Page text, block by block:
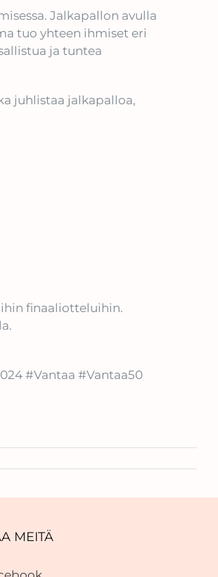
Jalkapallon avulla
tuo yhteen ihmiset eri
ja tuntea
juhlistaa jalkapalloa,
finaaliotteluihin.
#Vantaa #Vantaa50
MEITÄ